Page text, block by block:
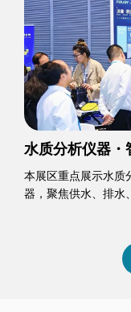
水质分析仪器・
本展区重点展示水质
器，聚焦供水、排